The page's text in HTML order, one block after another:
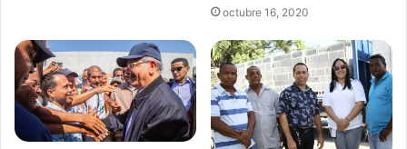
octubre 16, 2020